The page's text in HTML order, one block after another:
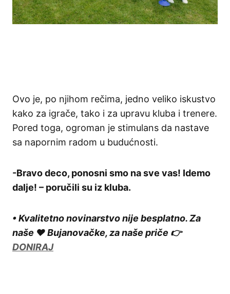
Ovo je, po njihom rečima, jedno veliko iskustvo
kako za igrače, tako i za upravu kluba i trenere.
Pored toga, ogroman je stimulans da nastave
sa napornim radom u budućnosti.
-Bravo deco, ponosni smo na sve vas! Idemo
dalje! – poručili su iz kluba.
• Kvalitetno novinarstvo nije besplatno. Za
naše ❤️ Bujanovačke, za naše priče 👉
DONIRAJ